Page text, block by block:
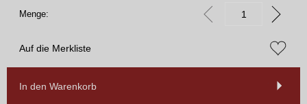
Menge:
Auf die Merkliste
In den Warenkorb